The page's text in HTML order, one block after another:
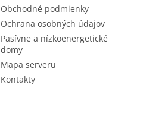
Obchodné podmienky
Ochrana osobných údajov
Pasívne a nízkoenergetické
domy
Mapa serveru
Kontakty